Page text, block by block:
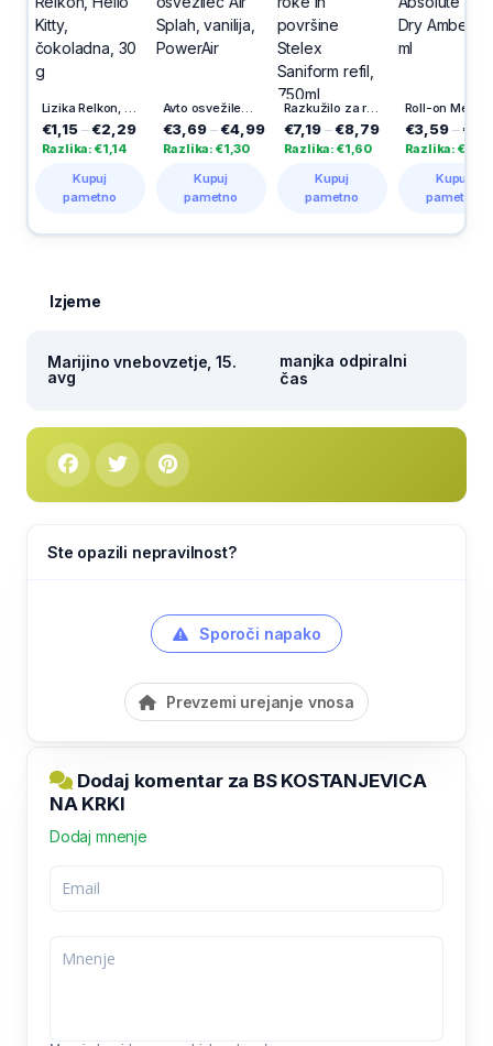
Lizika Relkon, Hello Kitty, čokoladna, 30 g
–€2,29
€1,14
pametno
Avto osvežilec Air Splah, vanilija, PowerAir
€3,69 –€4,99
Razlika: €1,30
pametno
Razkužilo za roke in površine Stelex Saniform refil, 750ml
€7,19 –€8,79
Razlika: €1,60
pametno
Roll-on Men Absolute Extra Dry Amber, 50 ml
€3,59 –€5,09
Razlika: €1,50
pametno
Izjeme
Marijino vnebovzetje, 15.
avg
manjka odpiralni
čas
Ste opazili nepravilnost?
Sporoči napako
Prevzemi urejanje vnosa
Dodaj komentar za BS KOSTANJEVICA
NA KRKI
Dodaj mnenje